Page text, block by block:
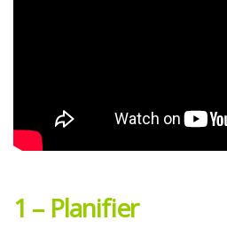
1 – Planifier